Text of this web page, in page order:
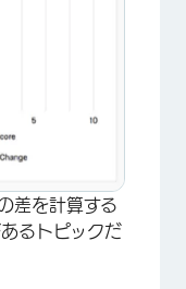
差を計算する
るトピックだ